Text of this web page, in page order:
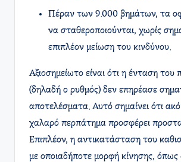
Πέραν των 9.000 βημάτων, τα
να σταθεροποιούνται, χωρίς
επιπλέον μείωση του κινδύνου.
Αξιοσημείωτο είναι ότι η ένταση του
(δηλαδή ο ρυθμός) δεν επηρέασε
αποτελέσματα. Αυτό σημαίνει ότι
χαλαρό περπάτημα προσφέρει
Επιπλέον, η αντικατάσταση του
με οποιαδήποτε μορφή κίνησης, όπως